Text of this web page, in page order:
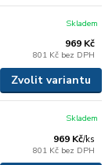
969 Kč
801 Kč bez DPH
Skladem
Zvolit variantu
969 Kč/ks
801 Kč bez DPH
Skladem